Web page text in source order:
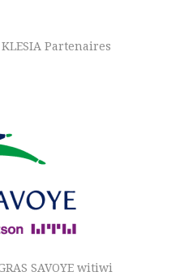
KLESIA Partenaires
SAVOYE witiwi